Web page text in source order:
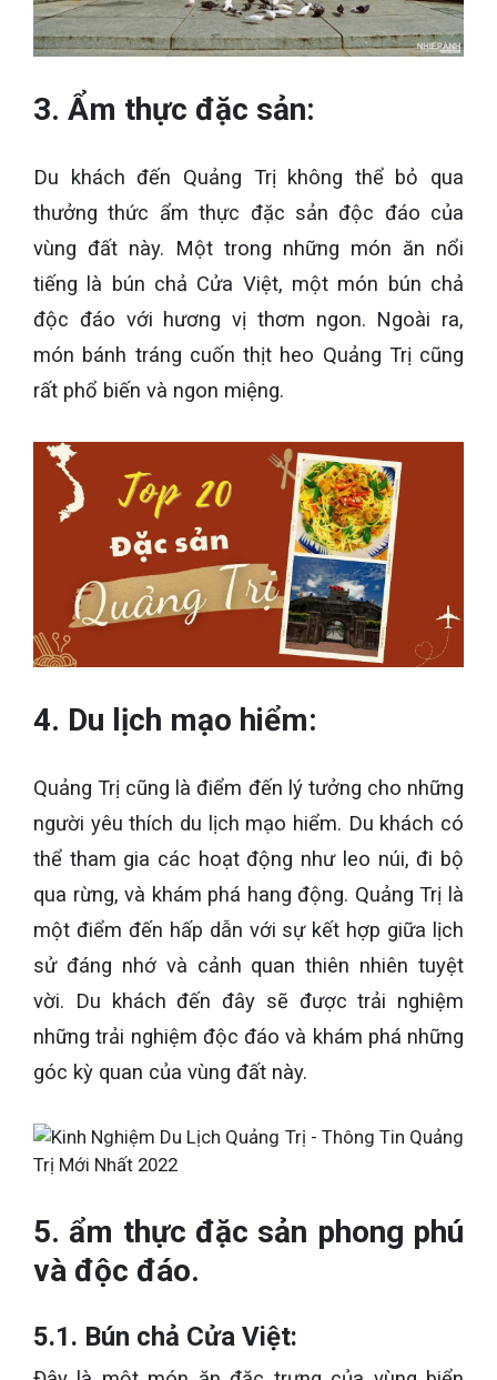
3. Ẩm thực đặc sản:
Du khách đến Quảng Trị không thể bỏ qua
thưởng thức ẩm thực đặc sản độc đáo của
vùng đất này. Một trong những món ăn nổi
tiếng là bún chả Cửa Việt, một món bún chả
độc đáo với hương vị thơm ngon. Ngoài ra,
món bánh tráng cuốn thịt heo Quảng Trị cũng
rất phổ biến và ngon miệng.
4. Du lịch mạo hiểm:
Quảng Trị cũng là điểm đến lý tưởng cho những
người yêu thích du lịch mạo hiểm. Du khách có
thể tham gia các hoạt động như leo núi, đi bộ
qua rừng, và khám phá hang động. Quảng Trị là
một điểm đến hấp dẫn với sự kết hợp giữa lịch
sử đáng nhớ và cảnh quan thiên nhiên tuyệt
vời. Du khách đến đây sẽ được trải nghiệm
những trải nghiệm độc đáo và khám phá những
góc kỳ quan của vùng đất này.
5. ẩm thực đặc sản phong phú
và độc đáo.
5.1. Bún chả Cửa Việt: